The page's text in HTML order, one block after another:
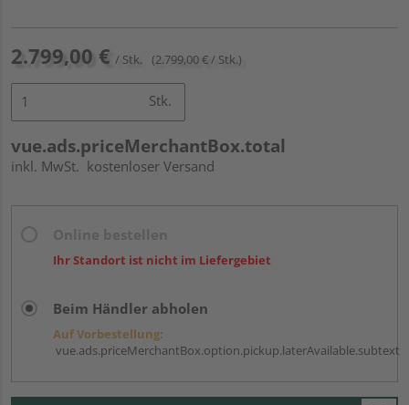
2.799,00 € / Stk. (2.799,00 € / Stk.)
Stk.
vue.ads.priceMerchantBox.total
inkl. MwSt. kostenloser Versand
Ihr Standort ist nicht im Liefergebiet
Beim Händler abholen
Auf Vorbestellung:
vue.ads.priceMerchantBox.option.pickup.laterAvailable.subtext